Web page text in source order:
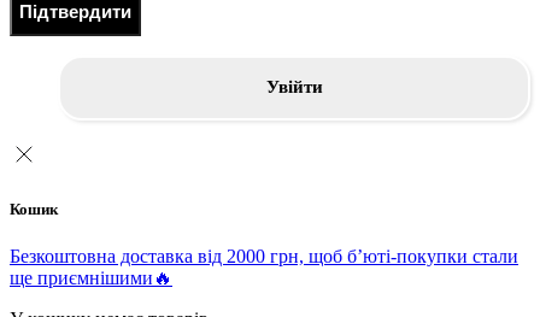
Підтвердити
Увійти
Кошик
Безкоштовна доставка від 2000 грн, щоб б’юті-покупки стали
ще приємнішими🔥